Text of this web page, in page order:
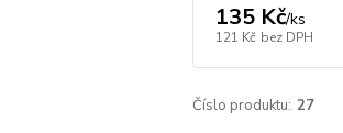
135 Kč/ks
121 Kč bez DPH
Číslo produktu: 27